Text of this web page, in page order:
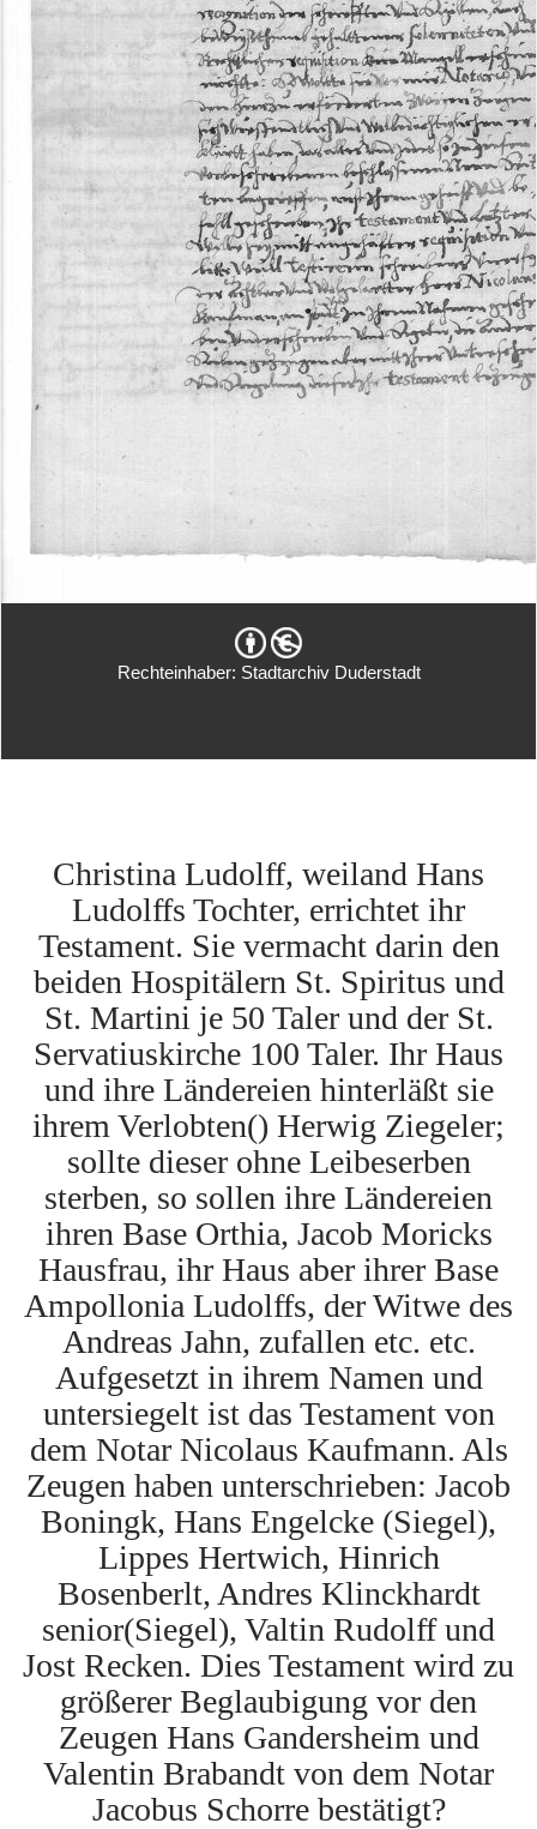
Rechteinhaber: Stadtarchiv Duderstadt
Christina Ludolff, weiland Hans
Ludolffs Tochter, errichtet ihr
Testament. Sie vermacht darin den
beiden Hospitälern St. Spiritus und
St. Martini je 50 Taler und der St.
Servatiuskirche 100 Taler. Ihr Haus
und ihre Ländereien hinterläßt sie
ihrem Verlobten() Herwig Ziegeler;
sollte dieser ohne Leibeserben
sterben, so sollen ihre Ländereien
ihren Base Orthia, Jacob Moricks
Hausfrau, ihr Haus aber ihrer Base
Ampollonia Ludolffs, der Witwe des
Andreas Jahn, zufallen etc. etc.
Aufgesetzt in ihrem Namen und
untersiegelt ist das Testament von
dem Notar Nicolaus Kaufmann. Als
Zeugen haben unterschrieben: Jacob
Boningk, Hans Engelcke (Siegel),
Lippes Hertwich, Hinrich
Bosenberlt, Andres Klinckhardt
senior(Siegel), Valtin Rudolff und
Jost Recken. Dies Testament wird zu
größerer Beglaubigung vor den
Zeugen Hans Gandersheim und
Valentin Brabandt von dem Notar
Jacobus Schorre bestätigt?